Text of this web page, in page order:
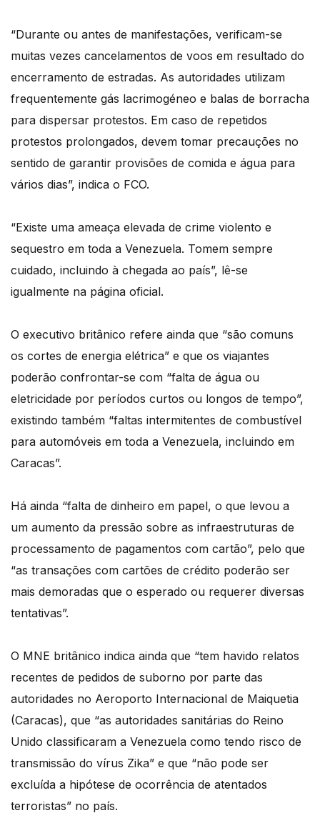
“Durante ou antes de manifestações, verificam-se
muitas vezes cancelamentos de voos em resultado do
encerramento de estradas. As autoridades utilizam
frequentemente gás lacrimogéneo e balas de borracha
para dispersar protestos. Em caso de repetidos
protestos prolongados, devem tomar precauções no
sentido de garantir provisões de comida e água para
vários dias”, indica o FCO.
“Existe uma ameaça elevada de crime violento e
sequestro em toda a Venezuela. Tomem sempre
cuidado, incluindo à chegada ao país”, lê-se
igualmente na página oficial.
O executivo britânico refere ainda que “são comuns
os cortes de energia elétrica” e que os viajantes
poderão confrontar-se com “falta de água ou
eletricidade por períodos curtos ou longos de tempo”,
existindo também “faltas intermitentes de combustível
para automóveis em toda a Venezuela, incluindo em
Caracas”.
Há ainda “falta de dinheiro em papel, o que levou a
um aumento da pressão sobre as infraestruturas de
processamento de pagamentos com cartão”, pelo que
“as transações com cartões de crédito poderão ser
mais demoradas que o esperado ou requerer diversas
tentativas”.
O MNE britânico indica ainda que “tem havido relatos
recentes de pedidos de suborno por parte das
autoridades no Aeroporto Internacional de Maiquetia
(Caracas), que “as autoridades sanitárias do Reino
Unido classificaram a Venezuela como tendo risco de
transmissão do vírus Zika” e que “não pode ser
excluída a hipótese de ocorrência de atentados
terroristas” no país.